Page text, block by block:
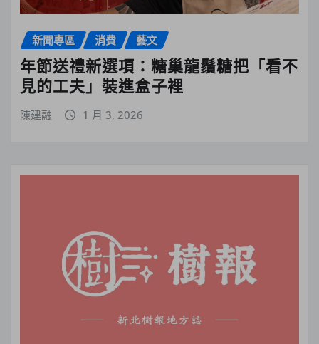
新聞專區 消費 藝文
年節送禮新選項：糖巢龍鬚糖把「看不
見的工夫」裝進盒子裡
陳建融 1 月 3, 2026